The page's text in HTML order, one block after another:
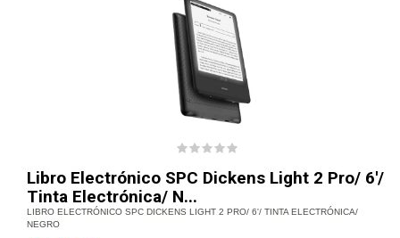
Libro Electrónico SPC Dickens Light 2 Pro/ 6'/
Tinta Electrónica/ N...
LIBRO ELECTRÓNICO SPC DICKENS LIGHT 2 PRO/ 6'/ TINTA ELECTRÓNICA/
NEGRO